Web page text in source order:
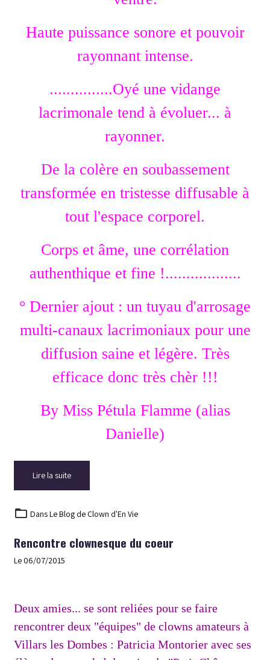
Haute puissance sonore et pouvoir
rayonnant intense.
...............Oyé une vidange
lacrimonale tend à évoluer... à
rayonner.
De la colère en soubassement
transformée en tristesse diffusable à
tout l'espace corporel.
Corps et âme, une corrélation
authenthique et fine !..................
° Dernier ajout : un tuyau d'arrosage
multi-canaux lacrimoniaux pour une
diffusion saine et légère. Très
efficace donc très chèr !!!
By Miss Pétula Flamme (alias
Danielle)
Lire la suite
DansLe Blog de Clown d'En Vie
Rencontre clownesque du coeur
Le 06/07/2015
Deux amies... se sont reliées pour se faire
rencontrer deux "équipes" de clowns amateurs à
Villars les Dombes : Patricia Montorier avec ses